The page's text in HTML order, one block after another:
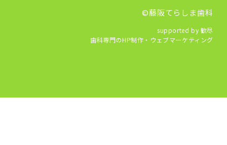
©藤阪てらしま歯科
supported by 歓尽
歯科専門のHP制作・ウェブマーケティング